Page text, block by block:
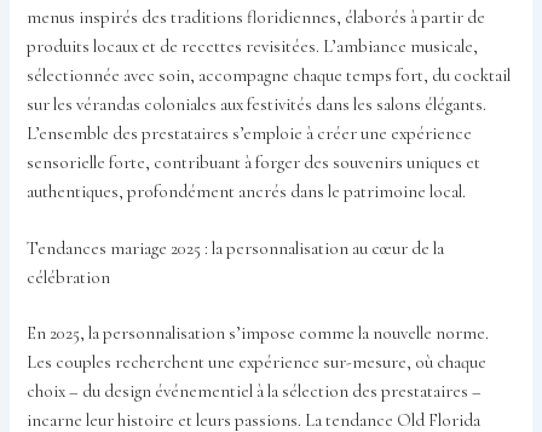
menus inspirés des traditions floridiennes, élaborés à partir de
produits locaux et de recettes revisitées. L’ambiance musicale,
sélectionnée avec soin, accompagne chaque temps fort, du cocktail
sur les vérandas coloniales aux festivités dans les salons élégants.
L’ensemble des prestataires s’emploie à créer une expérience
sensorielle forte, contribuant à forger des souvenirs uniques et
authentiques, profondément ancrés dans le patrimoine local.
Tendances mariage 2025 : la personnalisation au cœur de la
célébration
En 2025, la personnalisation s’impose comme la nouvelle norme.
Les couples recherchent une expérience sur-mesure, où chaque
choix – du design événementiel à la sélection des prestataires –
incarne leur histoire et leurs passions. La tendance Old Florida